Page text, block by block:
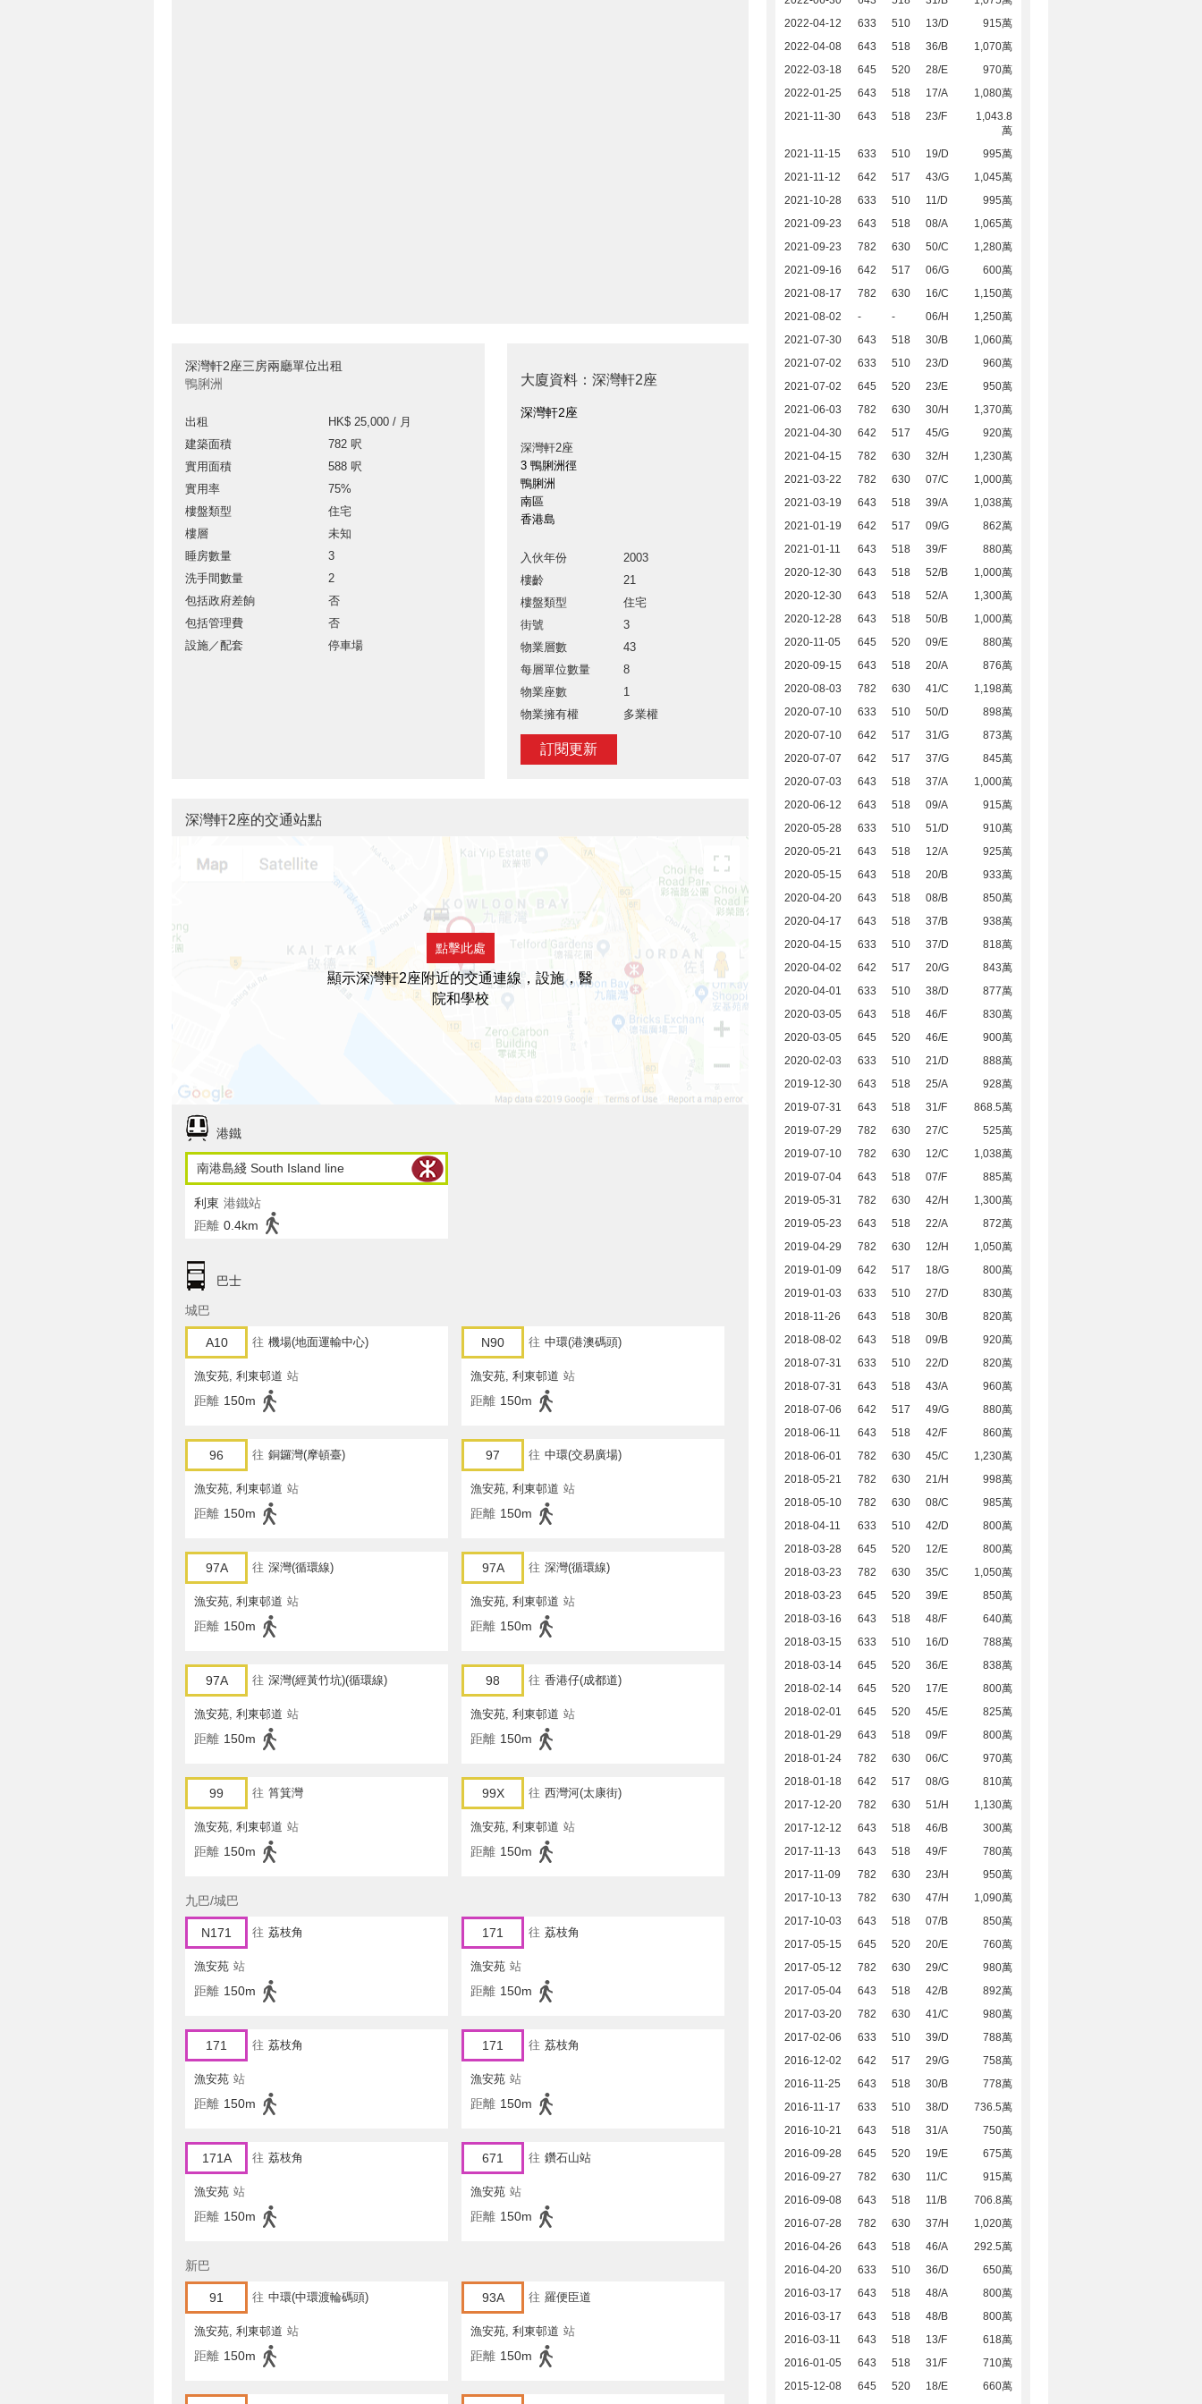
深灣軒2座三房兩廳單位出租
鴨脷洲
出租
HK$ 25,000 / 月
建築面積
782 呎
實用面積
588 呎
實用率
75%
樓盤類型
住宅
樓層
未知
睡房數量
3
洗手間數量
2
包括政府差餉
否
包括管理費
否
設施／配套
停車場
大廈資料：深灣軒2座
深灣軒2座
深灣軒2座
3 鴨脷洲徑
鴨脷洲
南區
香港島
入伙年份
2003
樓齡
21
樓盤類型
住宅
街號
3
物業層數
43
每層單位數量
8
物業座數
1
物業擁有權
多業權
訂閱更新
2022-04-12
633 510 13/D
915萬
2022-04-08
643 518 36/B
1,070萬
2022-03-18
645 520 28/E
970萬
2022-01-25
643 518 17/A
1,080萬
2021-11-30
643 518 23/F
1,043.8
萬
2021-11-15
633 510 19/D
995萬
2021-11-12
642 517 43/G
1,045萬
2021-10-28
633 510 11/D
995萬
2021-09-23
643 518 08/A
1,065萬
2021-09-23
782 630 50/C
1,280萬
2021-09-16
642 517 06/G
600萬
2021-08-17
782 630 16/C
1,150萬
2021-08-02
- - 06/H
1,250萬
2021-07-30
643 518 30/B
1,060萬
2021-07-02
633 510 23/D
960萬
2021-07-02
645 520 23/E
950萬
2021-06-03
782 630 30/H
1,370萬
2021-04-30
642 517 45/G
920萬
2021-04-15
782 630 32/H
1,230萬
2021-03-22
782 630 07/C
1,000萬
2021-03-19
643 518 39/A
1,038萬
2021-01-19
642 517 09/G
862萬
2021-01-11
643 518 39/F
880萬
2020-12-30
643 518 52/B
1,000萬
2020-12-30
643 518 52/A
1,300萬
2020-12-28
643 518 50/B
1,000萬
2020-11-05
645 520 09/E
880萬
2020-09-15
643 518 20/A
876萬
2020-08-03
782 630 41/C
1,198萬
2020-07-10
633 510 50/D
898萬
2020-07-10
642 517 31/G
873萬
2020-07-07
642 517 37/G
845萬
2020-07-03
643 518 37/A
1,000萬
2020-06-12
643 518 09/A
915萬
2020-05-28
633 510 51/D
910萬
2020-05-21
643 518 12/A
925萬
2020-05-15
643 518 20/B
933萬
2020-04-20
643 518 08/B
850萬
2020-04-17
643 518 37/B
938萬
2020-04-15
633 510 37/D
818萬
2020-04-02
642 517 20/G
843萬
2020-04-01
633 510 38/D
877萬
2020-03-05
643 518 46/F
830萬
2020-03-05
645 520 46/E
900萬
2020-02-03
633 510 21/D
888萬
2019-12-30
643 518 25/A
928萬
2019-07-31
643 518 31/F
868.5萬
2019-07-29
782 630 27/C
525萬
2019-07-10
782 630 12/C
1,038萬
2019-07-04
643 518 07/F
885萬
2019-05-31
782 630 42/H
1,300萬
2019-05-23
643 518 22/A
872萬
2019-04-29
782 630 12/H
1,050萬
2019-01-09
642 517 18/G
800萬
2019-01-03
633 510 27/D
830萬
2018-11-26
643 518 30/B
820萬
2018-08-02
643 518 09/B
920萬
2018-07-31
633 510 22/D
820萬
2018-07-31
643 518 43/A
960萬
2018-07-06
642 517 49/G
880萬
2018-06-11
643 518 42/F
860萬
2018-06-01
782 630 45/C
1,230萬
2018-05-21
782 630 21/H
998萬
2018-05-10
782 630 08/C
985萬
2018-04-11
633 510 42/D
800萬
2018-03-28
645 520 12/E
800萬
2018-03-23
782 630 35/C
1,050萬
2018-03-23
645 520 39/E
850萬
2018-03-16
643 518 48/F
640萬
2018-03-15
633 510 16/D
788萬
2018-03-14
645 520 36/E
838萬
2018-02-14
645 520 17/E
800萬
2018-02-01
645 520 45/E
825萬
2018-01-29
643 518 09/F
800萬
2018-01-24
782 630 06/C
970萬
2018-01-18
642 517 08/G
810萬
2017-12-20
782 630 51/H
1,130萬
2017-12-12
643 518 46/B
300萬
2017-11-13
643 518 49/F
780萬
2017-11-09
782 630 23/H
950萬
2017-10-13
782 630 47/H
1,090萬
2017-10-03
643 518 07/B
850萬
2017-05-15
645 520 20/E
760萬
2017-05-12
782 630 29/C
980萬
2017-05-04
643 518 42/B
892萬
2017-03-20
782 630 41/C
980萬
2017-02-06
633 510 39/D
788萬
2016-12-02
642 517 29/G
758萬
2016-11-25
643 518 30/B
778萬
2016-11-17
633 510 38/D
736.5萬
2016-10-21
643 518 31/A
750萬
2016-09-28
645 520 19/E
675萬
2016-09-27
782 630 11/C
915萬
2016-09-08
643 518 11/B
706.8萬
2016-07-28
782 630 37/H
1,020萬
2016-04-26
643 518 46/A
292.5萬
2016-04-20
633 510 36/D
650萬
2016-03-17
643 518 48/A
800萬
2016-03-17
643 518 48/B
800萬
2016-03-11
643 518 13/F
618萬
2016-01-05
643 518 31/F
710萬
2015-12-08
645 520 18/E
660萬
深灣軒2座的交通站點
點擊此處
顯示深灣軒2座附近的交通連線，設施，醫
院和學校
港鐵
南港島綫 South Island line
利東 港鐵站
距離 0.4km
巴士
城巴
A10 往 機場(地面運輸中心)
漁安苑, 利東邨道 站
距離 150m
N90 往 中環(港澳碼頭)
漁安苑, 利東邨道 站
距離 150m
96 往 銅鑼灣(摩頓臺)
漁安苑, 利東邨道 站
距離 150m
97 往 中環(交易廣場)
漁安苑, 利東邨道 站
距離 150m
97A 往 深灣(循環線)
漁安苑, 利東邨道 站
距離 150m
97A 往 深灣(循環線)
漁安苑, 利東邨道 站
距離 150m
97A 往 深灣(經黃竹坑)(循環線)
漁安苑, 利東邨道 站
距離 150m
98 往 香港仔(成都道)
漁安苑, 利東邨道 站
距離 150m
99 往 筲箕灣
漁安苑, 利東邨道 站
距離 150m
99X 往 西灣河(太康街)
漁安苑, 利東邨道 站
距離 150m
九巴/城巴
N171 往 荔枝角
漁安苑 站
距離 150m
171 往 荔枝角
漁安苑 站
距離 150m
171 往 荔枝角
漁安苑 站
距離 150m
171 往 荔枝角
漁安苑 站
距離 150m
171A 往 荔枝角
漁安苑 站
距離 150m
671 往 鑽石山站
漁安苑 站
距離 150m
新巴
91 往 中環(中環渡輪碼頭)
漁安苑, 利東邨道 站
距離 150m
93A 往 羅便臣道
漁安苑, 利東邨道 站
距離 150m